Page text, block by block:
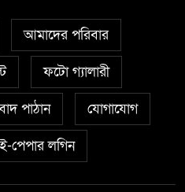
পৌরসভার উন্নয়নে পাঁচটি
উদ্বোধন করলেন সংসদ
আবু সাঈদ চাঁদ
পাঁচ মাদক মামলার আসামি
মাদকের বিরুদ্ধে জিরো
আমাদের পরিবার
ফটো গ্যালারী
পাঠান যোগাযোগ
পেপার লগিন